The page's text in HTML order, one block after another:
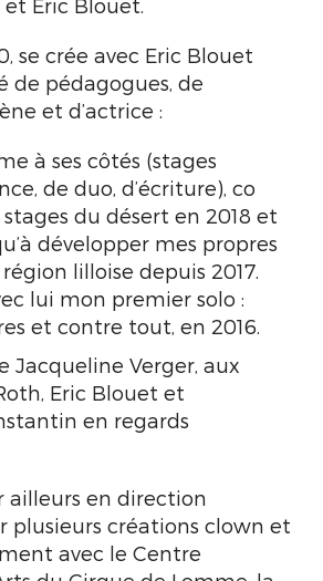
Eric Blouet.
se crée avec Eric Blouet
de pédagogues, de
et d’actrice :
à ses côtés (stages
de duo, d’écriture), co
du désert en 2018 et
développer mes propres
lilloise depuis 2017.
lui mon premier solo :
et contre tout, en 2016.
Jacqueline Verger, aux
Eric Blouet et
en regards
ailleurs en direction
plusieurs créations clown et
avec le Centre